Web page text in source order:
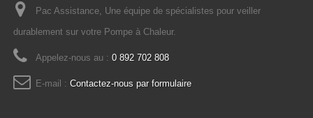
Pac Assistance, Une équipe de spécialistes pour veiller
durablement sur votre Pompe à Chaleur.
Appelez-nous au : 0 892 702 808
E-mail : Contactez-nous par formulaire